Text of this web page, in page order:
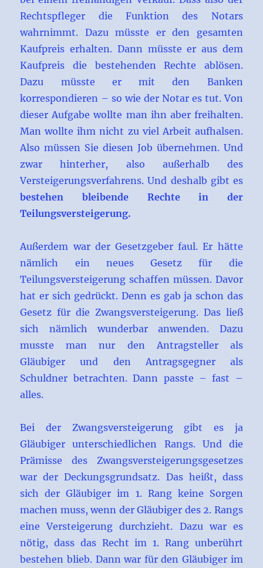
Rechtspfleger die Funktion des Notars
wahrnimmt. Dazu müsste er den gesamten
Kaufpreis erhalten. Dann müsste er aus dem
Kaufpreis die bestehenden Rechte ablösen.
Dazu müsste er mit den Banken
korrespondieren – so wie der Notar es tut. Von
dieser Aufgabe wollte man ihn aber freihalten.
Man wollte ihm nicht zu viel Arbeit aufhalsen.
Also müssen Sie diesen Job übernehmen. Und
zwar hinterher, also außerhalb des
Versteigerungsverfahrens. Und deshalb gibt es
bestehen bleibende Rechte in der
Teilungsversteigerung.
Außerdem war der Gesetzgeber faul. Er hätte
nämlich ein neues Gesetz für die
Teilungsversteigerung schaffen müssen. Davor
hat er sich gedrückt. Denn es gab ja schon das
Gesetz für die Zwangsversteigerung. Das ließ
sich nämlich wunderbar anwenden. Dazu
musste man nur den Antragsteller als
Gläubiger und den Antragsgegner als
Schuldner betrachten. Dann passte – fast –
alles.
Bei der Zwangsversteigerung gibt es ja
Gläubiger unterschiedlichen Rangs. Und die
Prämisse des Zwangsversteigerungsgesetzes
war der Deckungsgrundsatz. Das heißt, dass
sich der Gläubiger im 1. Rang keine Sorgen
machen muss, wenn der Gläubiger des 2. Rangs
eine Versteigerung durchzieht. Dazu war es
nötig, dass das Recht im 1. Rang unberührt
bestehen blieb. Dann war für den Gläubiger im